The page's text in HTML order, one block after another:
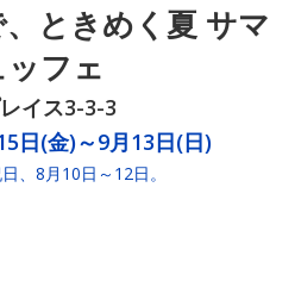
ときめく夏 サマ
フェ
イス3-3-3
日(金)～9月13日(日)
、8月10日～12日。